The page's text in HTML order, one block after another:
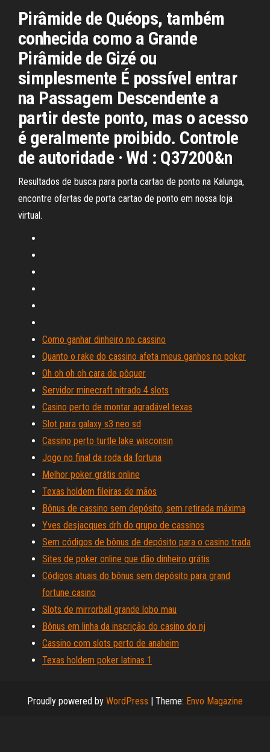
Pirâmide de Quéops, também
conhecida como a Grande
Pirâmide de Gizé ou
simplesmente É possível entrar
na Passagem Descendente a
partir deste ponto, mas o acesso
é geralmente proibido. Controle
de autoridade · Wd : Q37200&n
Resultados de busca para porta cartao de ponto na Kalunga,
encontre ofertas de porta cartao de ponto em nossa loja
virtual.
Como ganhar dinheiro no cassino
Quanto o rake do cassino afeta meus ganhos no poker
Oh oh oh oh cara de pôquer
Servidor minecraft nitrado 4 slots
Casino perto de montar agradável texas
Slot para galaxy s3 neo sd
Cassino perto turtle lake wisconsin
Jogo no final da roda da fortuna
Melhor poker grátis online
Texas holdem fileiras de mãos
Bônus de cassino sem depósito, sem retirada máxima
Yves desjacques drh do grupo de cassinos
Sem códigos de bônus de depósito para o casino trada
Sites de poker online que dão dinheiro grátis
Códigos atuais do bônus sem depósito para grand
fortune casino
Slots de mirrorball grande lobo mau
Bônus em linha da inscrição do casino do nj
Cassino com slots perto de anaheim
Texas holdem poker latinas 1
Proudly powered by WordPress | Theme: Envo Magazine